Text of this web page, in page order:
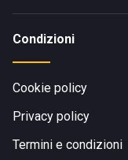
Condizioni
Cookie policy
Privacy policy
Termini e condizioni